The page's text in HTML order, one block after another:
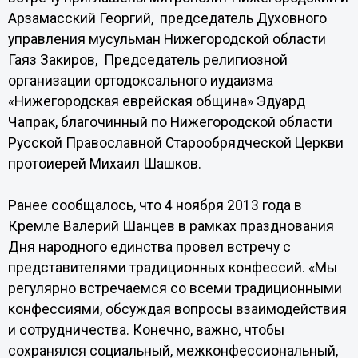
Арзамасский Георгий, председатель Духовного
управления мусульман Нижегородской области
Гаяз Закиров, Председатель религиозной
организации ортодоксального иудаизма
«Нижегородская еврейская община» Эдуард
Чапрак, благочинный по Нижегородской области
Русской Православной Старообрядческой Церкви
протоиерей Михаил Шашков.
Ранее сообщалось, что 4 ноября 2013 года в
Кремле Валерий Шанцев в рамках празднования
Дня народного единства провел встречу с
представителями традиционных конфессий. «Мы
регулярно встречаемся со всеми традиционными
конфессиями, обсуждая вопросы взаимодействия
и сотрудничества. Конечно, важно, чтобы
сохранялся социальный, межконфессиональный,